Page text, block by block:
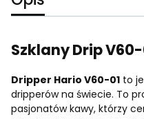
Szklany Drip
Dripper Hario V60-01 to
dripperów na świecie. To
pasjonatów kawy, którzy